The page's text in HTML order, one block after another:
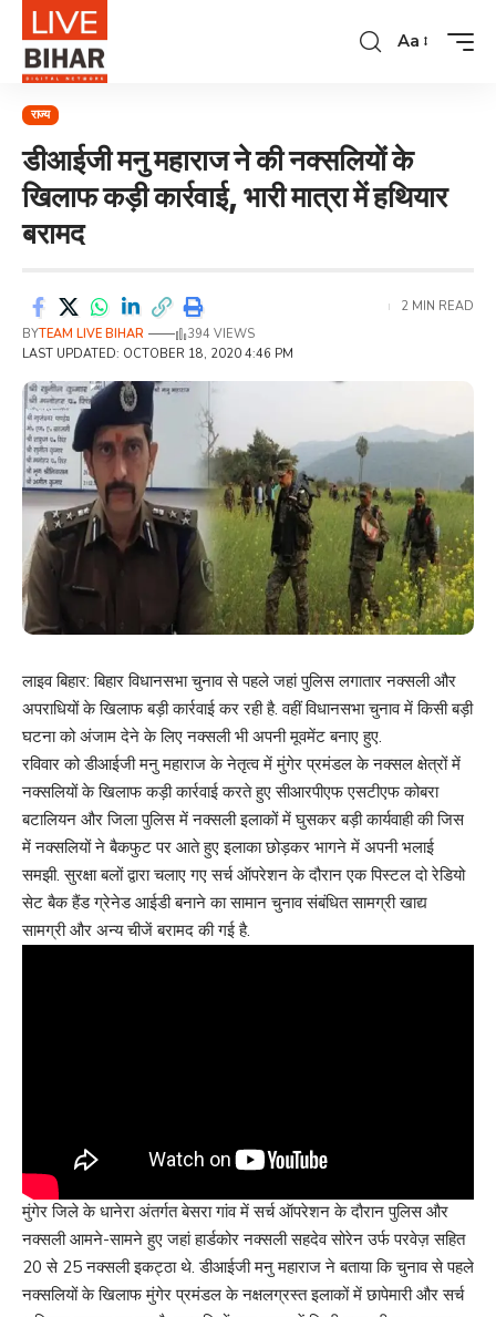
Aa
राज्य
डीआईजी मनु महाराज ने की नक्सलियों के
खिलाफ कड़ी कार्रवाई, भारी मात्रा में हथियार
बरामद
LAST UPDATED: OCTOBER 18, 2020 4:46 PM
BYTEAM LIVE BIHAR 394 VIEWS
2 MIN READ
लाइव बिहार: बिहार विधानसभा चुनाव से पहले जहां पुलिस लगातार नक्सली और
अपराधियों के खिलाफ बड़ी कार्रवाई कर रही है. वहीं विधानसभा चुनाव में किसी बड़ी
घटना को अंजाम देने के लिए नक्सली भी अपनी मूवमेंट बनाए हुए.
रविवार को डीआईजी मनु महाराज के नेतृत्व में मुंगेर प्रमंडल के नक्सल क्षेत्रों में
नक्सलियों के खिलाफ कड़ी कार्रवाई करते हुए सीआरपीएफ एसटीएफ कोबरा
बटालियन और जिला पुलिस में नक्सली इलाकों में घुसकर बड़ी कार्यवाही की जिस
में नक्सलियों ने बैकफुट पर आते हुए इलाका छोड़कर भागने में अपनी भलाई
समझी. सुरक्षा बलों द्वारा चलाए गए सर्च ऑपरेशन के दौरान एक पिस्टल दो रेडियो
सेट बैक हैंड ग्रेनेड आईडी बनाने का सामान चुनाव संबंधित सामग्री खाद्य
सामग्री और अन्य चीजें बरामद की गई है.
मुंगेर जिले के धानेरा अंतर्गत बेसरा गांव में सर्च ऑपरेशन के दौरान पुलिस और
नक्सली आमने-सामने हुए जहां हार्डकोर नक्सली सहदेव सोरेन उर्फ परवेज़ सहित
20 से 25 नक्सली इकट्ठा थे. डीआईजी मनु महाराज ने बताया कि चुनाव से पहले
नक्सलियों के खिलाफ मुंगेर प्रमंडल के नक्षलग्रस्त इलाकों में छापेमारी और सर्च